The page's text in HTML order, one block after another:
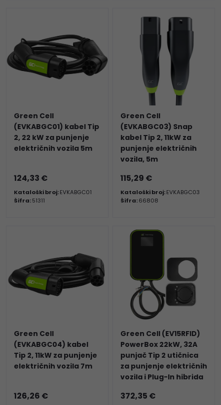
Green Cell
(EVKABGC01) kabel Tip
2, 22 kW za punjenje
električnih vozila 5m
124,33 €
Kataloški broj:EVKABGC01
Šifra:51311
Green Cell
(EVKABGC03) Snap
kabel Tip 2, 11kW za
punjenje električnih
vozila, 5m
115,29 €
Kataloški broj:EVKABGC03
Šifra:66808
Green Cell
(EVKABGC04) kabel
Tip 2, 11kW za punjenje
električnih vozila 7m
126,26 €
Green Cell (EV15RFID)
PowerBox 22kW, 32A
punjač Tip 2 utičnica
za punjenje električnih
vozila i Plug-In hibrida
372,35 €